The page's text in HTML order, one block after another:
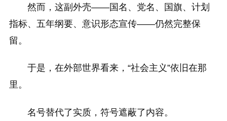
然而，这副外壳——国名、党名、国旗、计划
指标、五年纲要、意识形态宣传——仍然完整保
留。
于是，在外部世界看来，“社会主义”依旧在那
里。
名号替代了实质，符号遮蔽了内容。